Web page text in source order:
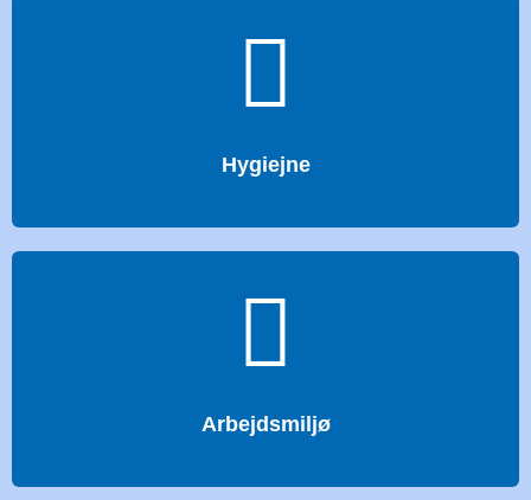
Hygiejne
Arbejdsmiljø